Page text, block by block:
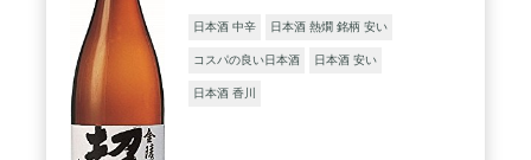
日本酒 中辛 日本酒 熱燗 銘柄 安い
コスパの良い日本酒 日本酒 安い
日本酒 香川